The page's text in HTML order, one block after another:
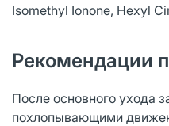
Isomethyl Ionone, Hexyl
Рекомендации
После основного ухода
похлопывающими